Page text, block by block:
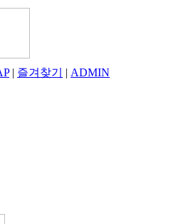
| 즐겨찾기 | ADMIN